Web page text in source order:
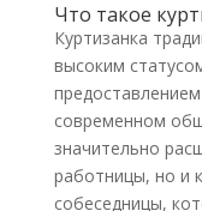
Что такое
Куртизанка
высоким
современном
значительно
работницы, но и
собеседницы,